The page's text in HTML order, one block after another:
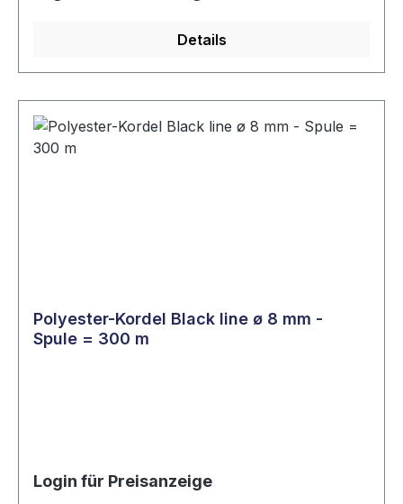
Details
Polyester-Kordel Black line ø 8 mm -
Spule = 300 m
Login für Preisanzeige